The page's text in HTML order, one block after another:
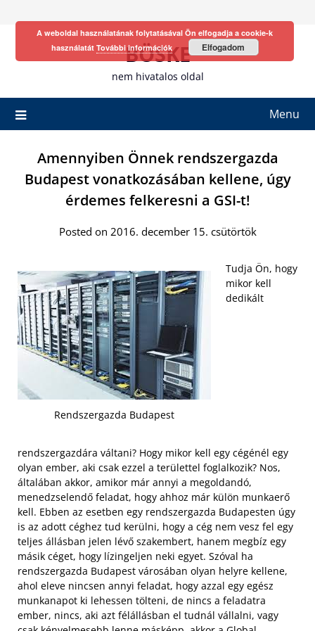
BÖSKE
nem hivatalos oldal
Menu
Amennyiben Önnek rendszergazda
Budapest vonatkozásában kellene, úgy
érdemes felkeresni a GSI-t!
Posted on 2016. december 15. csütörtök
Rendszergazda Budapest
Tudja Ön, hogy
mikor kell
dedikált
rendszergazdára váltani? Hogy mikor kell egy cégénél egy
olyan ember, aki csak ezzel a területtel foglalkozik? Nos,
általában akkor, amikor már annyi a megoldandó,
menedzselendő feladat, hogy ahhoz már külön munkaerő
kell. Ebben az esetben egy rendszergazda Budapesten úgy
is az adott céghez tud kerülni, hogy a cég nem vesz fel egy
teljes állásban jelen lévő szakembert, hanem megbíz egy
másik céget, hogy lízingeljen neki egyet. Szóval ha
rendszergazda Budapest városában olyan helyre kellene,
ahol eleve nincsen annyi feladat, hogy azzal egy egész
munkanapot ki lehessen tölteni, de nincs a feladatra
ember, nincs, aki azt félállásban el tudnál vállalni, vagy
A weboldal használatának folytatásával Ön elfogadja a cookie-k
használatát További információk Elfogadom